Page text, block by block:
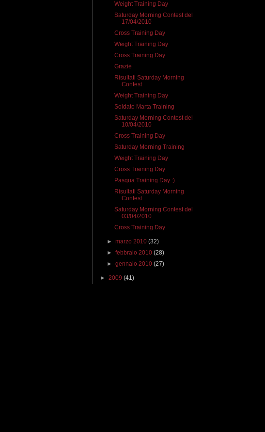
Weight Training Day
Saturday Morning Contest del
17/04/2010
Cross Training Day
Weight Training Day
Cross Training Day
Grazie
Risultati Saturday Morning
Contest
Weight Training Day
Soldato Marta Training
Saturday Morning Contest del
10/04/2010
Cross Training Day
Saturday Morning Training
Weight Training Day
Cross Training Day
Pasqua Training Day :)
Risultati Saturday Morning
Contest
Saturday Morning Contest del
03/04/2010
Cross Training Day
►marzo 2010(32)
►febbraio 2010(28)
►gennaio 2010(27)
► 2009 (41)